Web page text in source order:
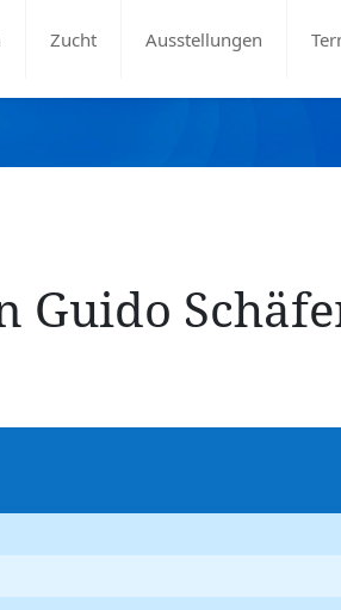
Zucht Ausstellungen
Guido